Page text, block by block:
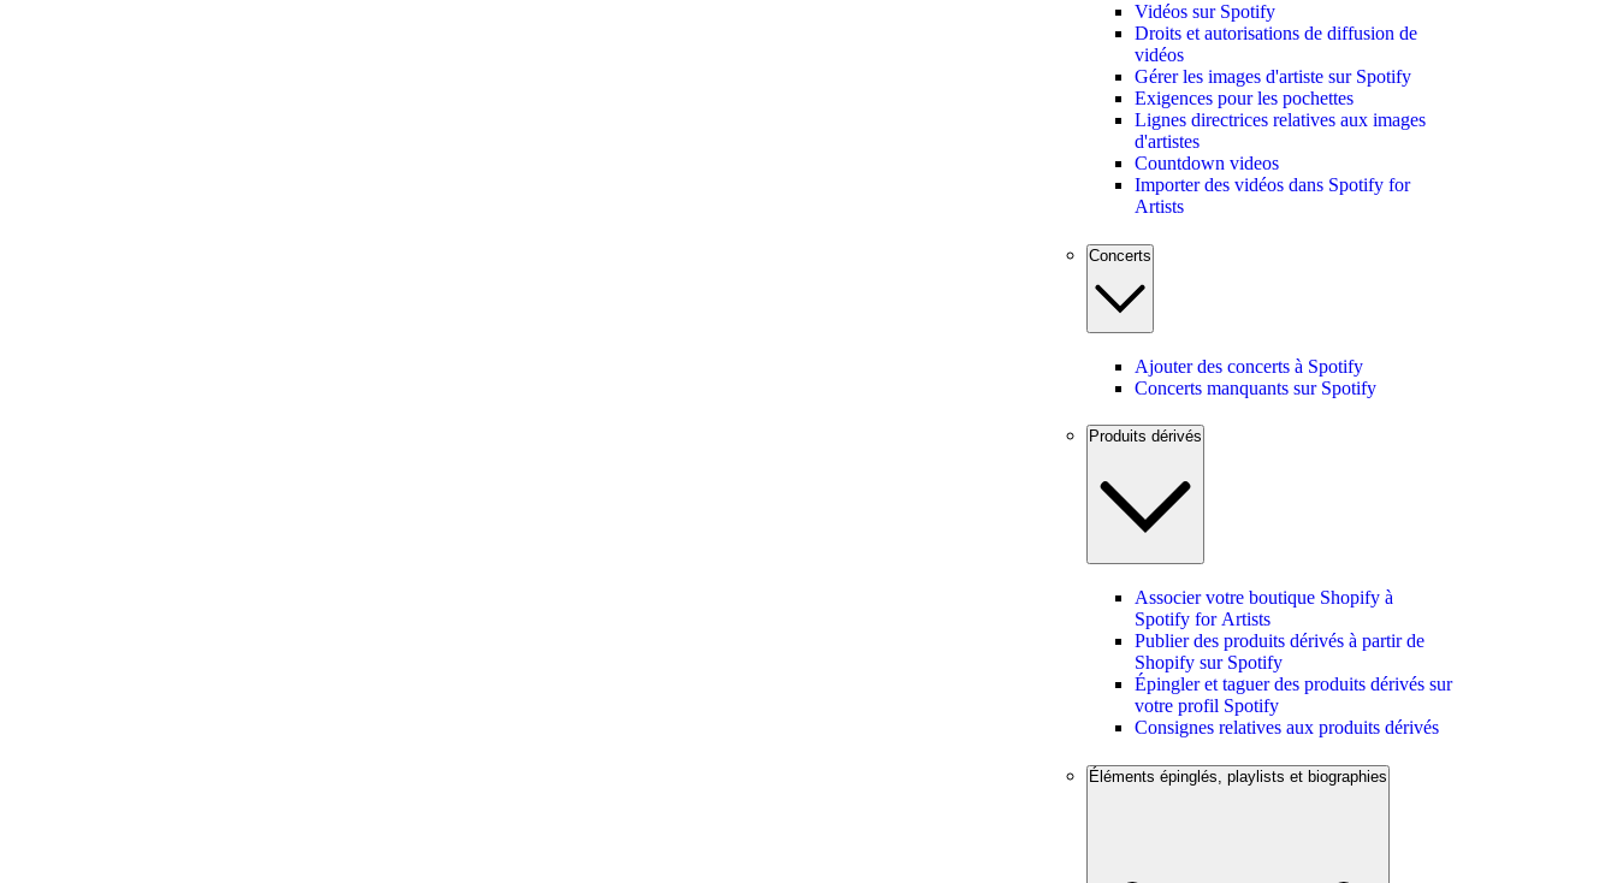
Vidéos sur Spotify
Droits et autorisations de diffusion de
vidéos
Gérer les images d'artiste sur Spotify
Exigences pour les pochettes
Lignes directrices relatives aux images
d'artistes
Countdown videos
Importer des vidéos dans Spotify for
Artists
Concerts
Ajouter des concerts à Spotify
Concerts manquants sur Spotify
Produits dérivés
Associer votre boutique Shopify à
Spotify for Artists
Publier des produits dérivés à partir de
Shopify sur Spotify
Épingler et taguer des produits dérivés sur
votre profil Spotify
Consignes relatives aux produits dérivés
Éléments épinglés, playlists et biographies